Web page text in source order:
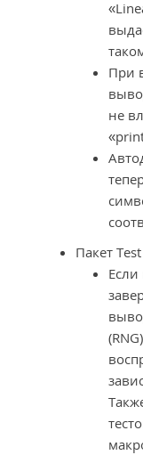
При
не
Пакет Test
Если